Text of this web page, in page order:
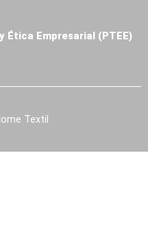
Ética Empresarial (PTEE)
Textil